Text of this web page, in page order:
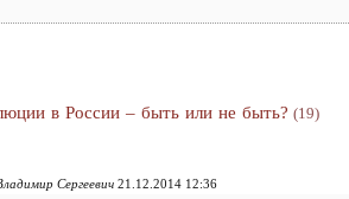
в России – быть или не быть? (19)
Сергеевич 21.12.2014 12:36